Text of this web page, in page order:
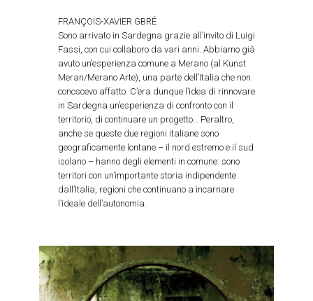
FRANÇOIS-XAVIER GBRÉ
Sono arrivato in Sardegna grazie all’invito di Luigi
Fassi, con cui collaboro da vari anni. Abbiamo già
avuto un’esperienza comune a Merano (al Kunst
Meran/Merano Arte), una parte dell’Italia che non
conoscevo affatto. C’era dunque l’idea di rinnovare
in Sardegna un’esperienza di confronto con il
territorio, di continuare un progetto… Peraltro,
anche se queste due regioni italiane sono
geograficamente lontane – il nord estremo e il sud
isolano – hanno degli elementi in comune: sono
territori con un’importante storia indipendente
dall’Italia, regioni che continuano a incarnare
l’ideale dell’autonomia.